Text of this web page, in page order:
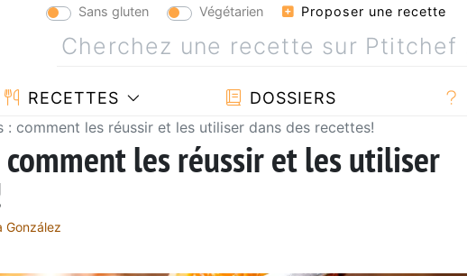
Sans gluten Végétarien Proposer une recette
RECETTES DOSSIERS
: comment les réussir et les utiliser dans des recettes!
les réussir et les utiliser
González